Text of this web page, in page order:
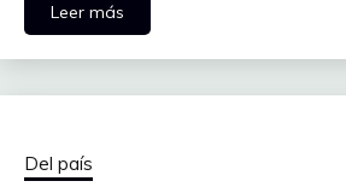
Leer más
Del país